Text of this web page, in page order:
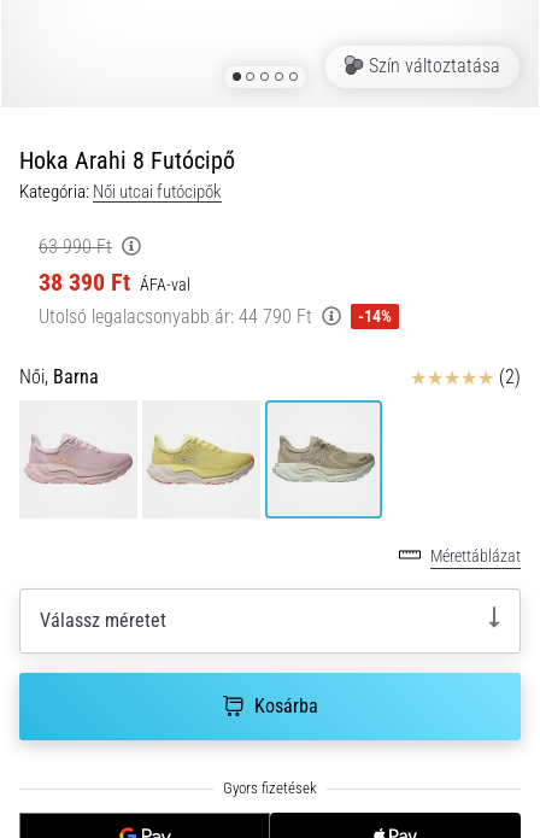
A
gyakorlatban
ingafutás
sebességet,
és
irányváltási
képességet
teszteli.
2026.08.06.
11 perces olvasási idő
Okok,
és
megelőzés
Szín változtatása
Hoka Arahi 8 Futócipő
Kategória: Női utcai futócipők
63 990 Ft
38 390 Ft ÁFA-val
Utolsó legalacsonyabb ár: 44 790 Ft -14%
Női, Barna Értékelés (2)
Mérettáblázat
Válassz méretet
Kosárba